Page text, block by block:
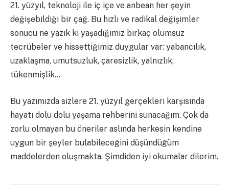
21. yüzyıl, teknoloji ile iç içe ve anbean her şeyin
değişebildiği bir çağ. Bu hızlı ve radikal değişimler
sonucu ne yazık ki yaşadığımız birkaç olumsuz
tecrübeler ve hissettiğimiz duygular var: yabancılık,
uzaklaşma, umutsuzluk, çaresizlik, yalnızlık,
tükenmişlik…
Bu yazımızda sizlere 21. yüzyıl gerçekleri karşısında
hayatı dolu dolu yaşama rehberini sunacağım. Çok da
zorlu olmayan bu öneriler aslında herkesin kendine
uygun bir şeyler bulabileceğini düşündüğüm
maddelerden oluşmakta. Şimdiden iyi okumalar dilerim.